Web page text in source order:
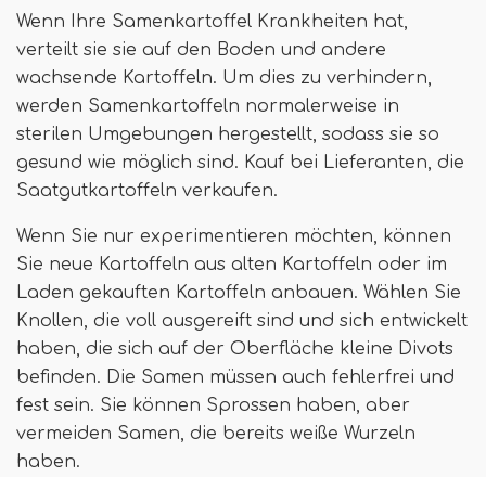
Wenn Ihre Samenkartoffel Krankheiten hat,
verteilt sie sie auf den Boden und andere
wachsende Kartoffeln. Um dies zu verhindern,
werden Samenkartoffeln normalerweise in
sterilen Umgebungen hergestellt, sodass sie so
gesund wie möglich sind. Kauf bei Lieferanten, die
Saatgutkartoffeln verkaufen.
Wenn Sie nur experimentieren möchten, können
Sie neue Kartoffeln aus alten Kartoffeln oder im
Laden gekauften Kartoffeln anbauen. Wählen Sie
Knollen, die voll ausgereift sind und sich entwickelt
haben, die sich auf der Oberfläche kleine Divots
befinden. Die Samen müssen auch fehlerfrei und
fest sein. Sie können Sprossen haben, aber
vermeiden Samen, die bereits weiße Wurzeln
haben.